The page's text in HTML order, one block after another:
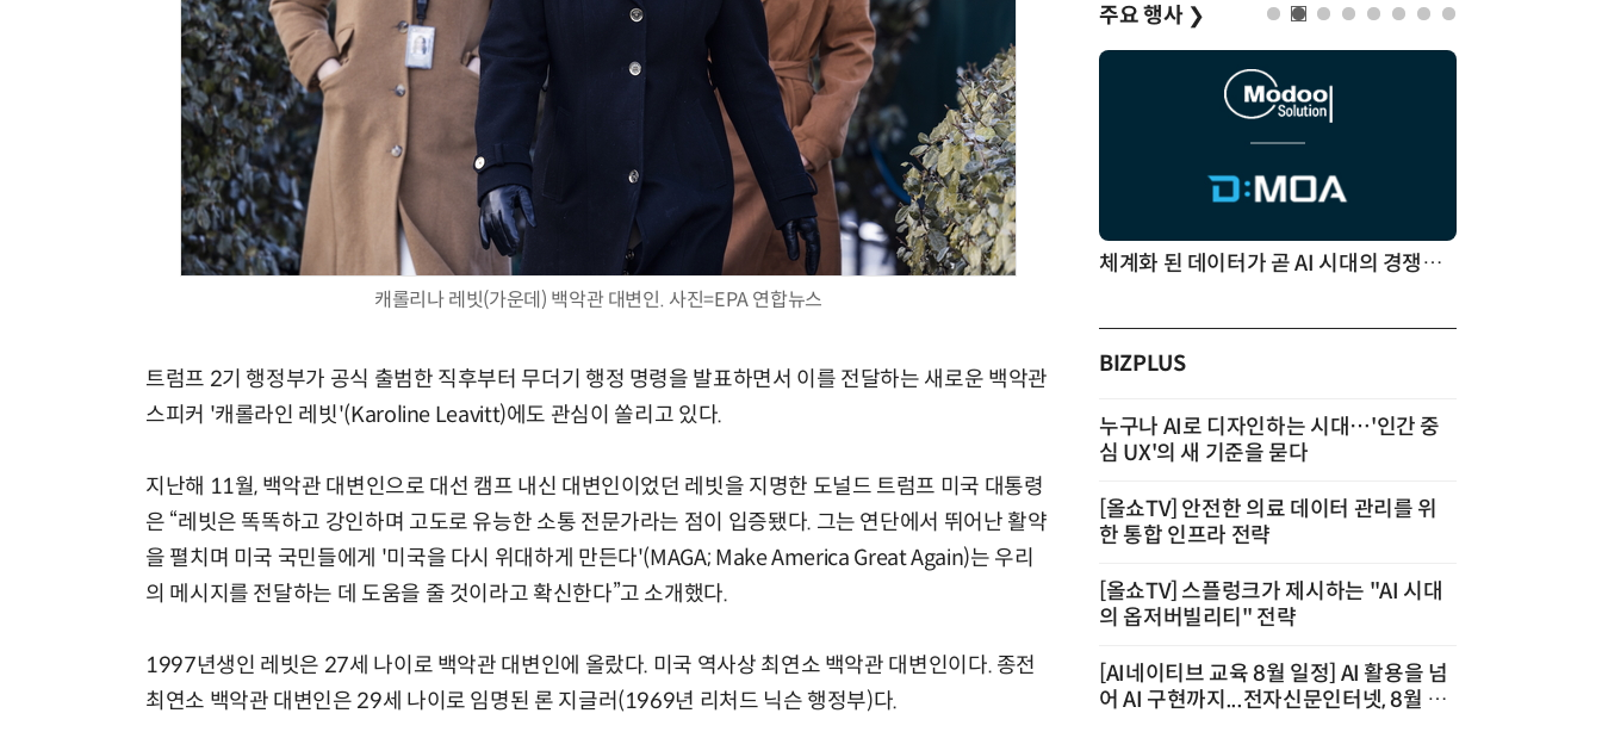
캐롤리나 레빗(가운데) 백악관 대변인. 사진=EPA 연합뉴스
트럼프 2기 행정부가 공식 출범한 직후부터 무더기 행정 명령을 발표하면서 이를 전달하는 새로운 백악관
스피커 '캐롤라인 레빗'(Karoline Leavitt)에도 관심이 쏠리고 있다.
지난해 11월, 백악관 대변인으로 대선 캠프 내신 대변인이었던 레빗을 지명한 도널드 트럼프 미국 대통령
은 “레빗은 똑똑하고 강인하며 고도로 유능한 소통 전문가라는 점이 입증됐다. 그는 연단에서 뛰어난 활약
을 펼치며 미국 국민들에게 '미국을 다시 위대하게 만든다'(MAGA; Make America Great Again)는 우리
의 메시지를 전달하는 데 도움을 줄 것이라고 확신한다”고 소개했다.
1997년생인 레빗은 27세 나이로 백악관 대변인에 올랐다. 미국 역사상 최연소 백악관 대변인이다. 종전
최연소 백악관 대변인은 29세 나이로 임명된 론 지글러(1969년 리처드 닉슨 행정부)다.
주요 행사 ❯
AI 시대의 옵저버빌리티: GPU·LLM 모니터링부터 AI 기반 장애 대응까지 체계화 된 데이터가 곧 AI 시대의 경쟁력이다
BIZPLUS
누구나 AI로 디자인하는 시대…'인간 중
심 UX'의 새 기준을 묻다
[올쇼TV] 안전한 의료 데이터 관리를 위
한 통합 인프라 전략
[올쇼TV] 스플렁크가 제시하는 "AI 시대
의 옵저버빌리티" 전략
[AI네이티브 교육 8월 일정] AI 활용을 넘
어 AI 구현까지...전자신문인터넷, 8월 실